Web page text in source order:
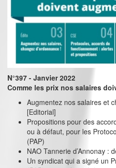
N°397 - Janvier 2022
Comme les prix nos salaires
Augmentez nos salaires et
[Editorial]
Propositions pour des
ou à défaut, pour les
(PAP)
NAO Tannerie d’Annonay :
Un syndicat qui a signé un